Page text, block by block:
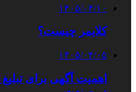
۱۴۰۵/۰۴/۱۰
کلایمر چیست؟
۱۴۰۵/۰۴/۰۵
اهمیت آگهی برای